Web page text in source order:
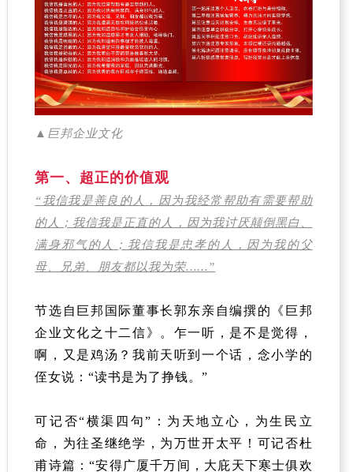
▲巨邦企业文化
第一、超正的价值观
“我信我是善良的人，因为我经常帮助有需要帮助
的人；我信我是正直的人，因为我讨厌颠倒黑白、
满身邪气的人；我信我是忠孝的人，因为我的父
母、兄弟、朋友都以我为荣……”
节选自巨邦国际董事长郭东亲自编撰的《巨邦
企业文化之十二信》。乍一听，是不是觉得，
啊，又是鸡汤？我前天听到一个话，念小学的
侄女说：“读书是为了挣钱。”
可记否“横渠四句”：为天地立心，为生民立
命，为往圣继绝学，为万世开太平！可记否杜
甫诗篇：“安得广厦千万间，大庇天下寒士俱欢